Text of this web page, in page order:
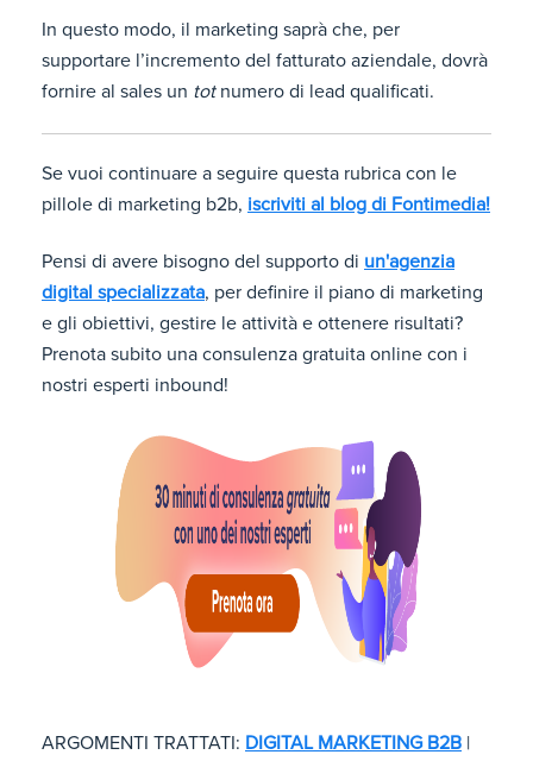
In questo modo, il marketing saprà che, per
supportare l’incremento del fatturato aziendale, dovrà
fornire al sales un totnumero di lead qualificati.
Se vuoi continuare a seguire questa rubrica con le
pillole di marketing b2b, iscriviti al blog di Fontimedia!
Pensi di avere bisogno del supporto di un'agenzia
digital specializzata, per definire il piano di marketing
e gli obiettivi, gestire le attività e ottenere risultati?
Prenota subito una consulenza gratuita online con i
nostri esperti inbound!
ARGOMENTI TRATTATI: DIGITAL MARKETING B2B |